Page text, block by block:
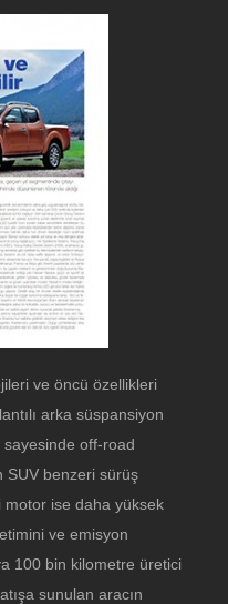
ve öncü özellikleri
arka süspansiyon
sayesinde off-road
SUV benzeri sürüş
motor ise daha yüksek
ve emisyon
100 bin kilometre üretici
sunulan aracın